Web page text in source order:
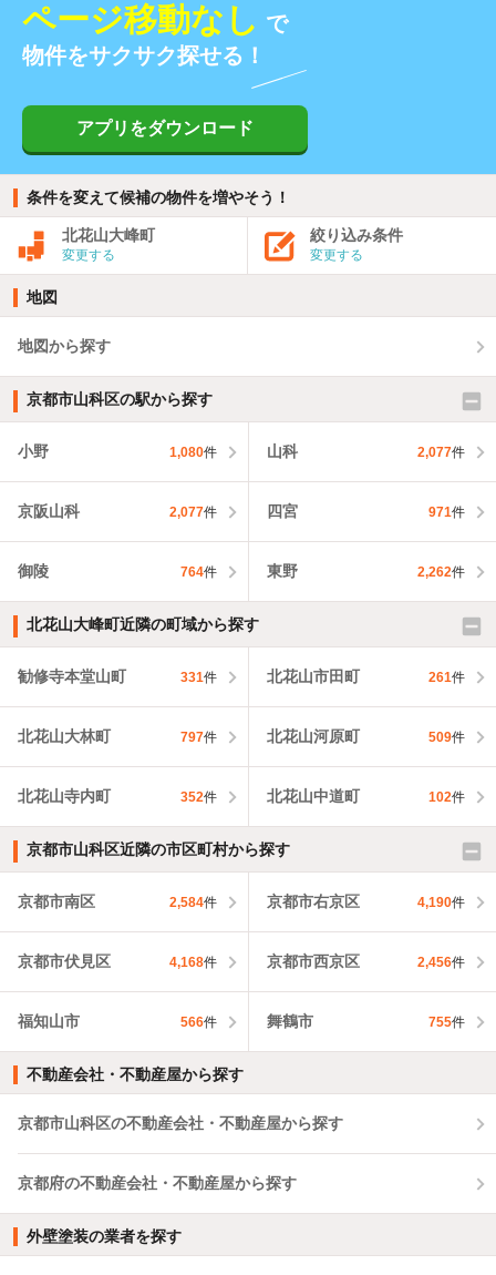
ページ移動なし で
物件をサクサク探せる！
アプリをダウンロード
条件を変えて候補の物件を増やそう！
北花山大峰町
変更する
絞り込み条件
変更する
地図
地図から探す
京都市山科区の駅から探す
小野 1,080件 山科 2,077件
京阪山科 2,077件 四宮 971件
御陵 764件 東野 2,262件
北花山大峰町近隣の町域から探す
勧修寺本堂山町 331件 北花山市田町 261件
北花山大林町 797件 北花山河原町 509件
北花山寺内町 352件 北花山中道町 102件
京都市山科区近隣の市区町村から探す
京都市南区 2,584件 京都市右京区 4,190件
京都市伏見区 4,168件 京都市西京区 2,456件
福知山市 566件 舞鶴市 755件
不動産会社・不動産屋から探す
京都市山科区の不動産会社・不動産屋から探す
京都府の不動産会社・不動産屋から探す
外壁塗装の業者を探す